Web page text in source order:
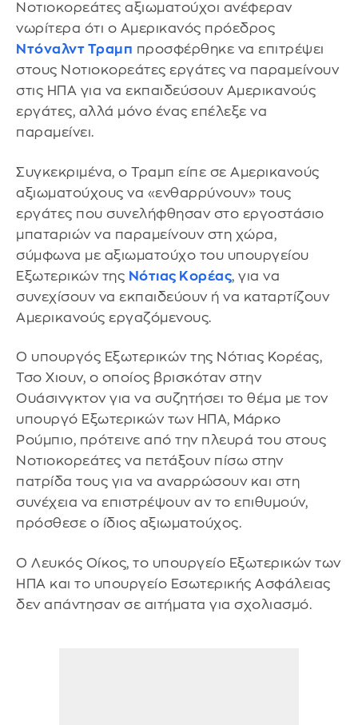
Νοτιοκορεάτες αξιωματούχοι ανέφεραν
νωρίτερα ότι ο Αμερικανός πρόεδρος
Ντόναλντ Τραμπ προσφέρθηκε να επιτρέψει
στους Νοτιοκορεάτες εργάτες να παραμείνουν
στις ΗΠΑ για να εκπαιδεύσουν Αμερικανούς
εργάτες, αλλά μόνο ένας επέλεξε να
παραμείνει.
Συγκεκριμένα, ο Τραμπ είπε σε Αμερικανούς
αξιωματούχους να «ενθαρρύνουν» τους
εργάτες που συνελήφθησαν στο εργοστάσιο
μπαταριών να παραμείνουν στη χώρα,
σύμφωνα με αξιωματούχο του υπουργείου
Εξωτερικών της Νότιας Κορέας, για να
συνεχίσουν να εκπαιδεύουν ή να καταρτίζουν
Αμερικανούς εργαζόμενους.
Ο υπουργός Εξωτερικών της Νότιας Κορέας,
Τσο Χιουν, ο οποίος βρισκόταν στην
Ουάσινγκτον για να συζητήσει το θέμα με τον
υπουργό Εξωτερικών των ΗΠΑ, Μάρκο
Ρούμπιο, πρότεινε από την πλευρά του στους
Νοτιοκορεάτες να πετάξουν πίσω στην
πατρίδα τους για να αναρρώσουν και στη
συνέχεια να επιστρέψουν αν το επιθυμούν,
πρόσθεσε ο ίδιος αξιωματούχος.
Ο Λευκός Οίκος, το υπουργείο Εξωτερικών των
ΗΠΑ και το υπουργείο Εσωτερικής Ασφάλειας
δεν απάντησαν σε αιτήματα για σχολιασμό.